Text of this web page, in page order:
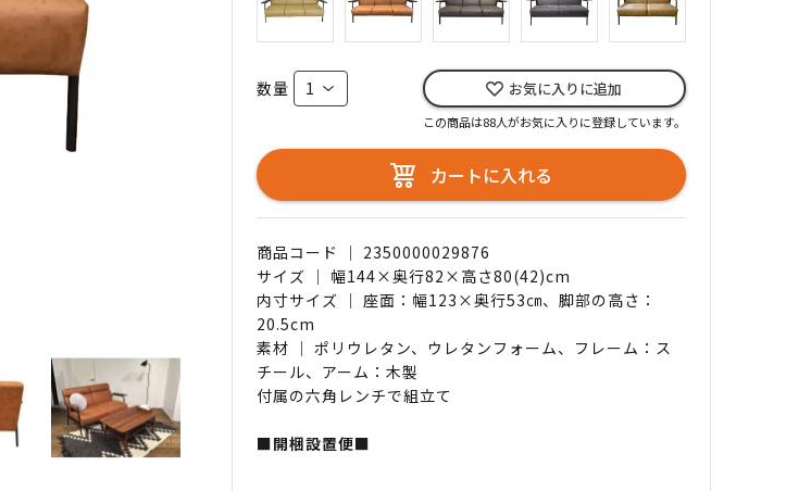
数量 お気に入りに追加
この商品は88人がお気に入りに登録しています。
カートに入れる
商品コード ｜ 2350000029876
サイズ ｜ 幅144×奥行82×高さ80(42)cm
内寸サイズ ｜ 座面：幅123×奥行53㎝、脚部の高さ：
20.5cm
素材 ｜ ポリウレタン、ウレタンフォーム、フレーム：ス
チール、アーム：木製
付属の六角レンチで組立て
■開梱設置便■